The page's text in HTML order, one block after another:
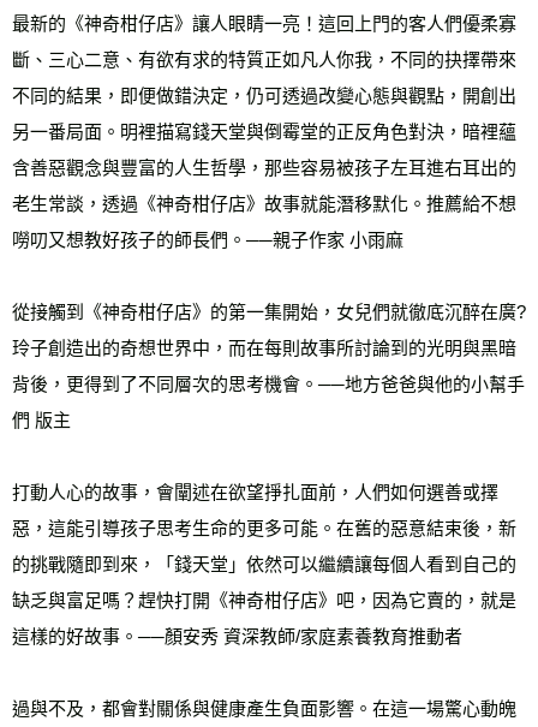
最新的《神奇柑仔店》讓人眼睛一亮！這回上門的客人們優柔寡
斷、三心二意、有欲有求的特質正如凡人你我，不同的抉擇帶來
不同的結果，即便做錯決定，仍可透過改變心態與觀點，開創出
另一番局面。明裡描寫錢天堂與倒霉堂的正反角色對決，暗裡蘊
含善惡觀念與豐富的人生哲學，那些容易被孩子左耳進右耳出的
老生常談，透過《神奇柑仔店》故事就能潛移默化。推薦給不想
嘮叨又想教好孩子的師長們。──親子作家 小雨麻
從接觸到《神奇柑仔店》的第一集開始，女兒們就徹底沉醉在廣?
玲子創造出的奇想世界中，而在每則故事所討論到的光明與黑暗
背後，更得到了不同層次的思考機會。──地方爸爸與他的小幫手
們 版主
打動人心的故事，會闡述在欲望掙扎面前，人們如何選善或擇
惡，這能引導孩子思考生命的更多可能。在舊的惡意結束後，新
的挑戰隨即到來，「錢天堂」依然可以繼續讓每個人看到自己的
缺乏與富足嗎？趕快打開《神奇柑仔店》吧，因為它賣的，就是
這樣的好故事。──顏安秀 資深教師/家庭素養教育推動者
過與不及，都會對關係與健康產生負面影響。在這一場驚心動魄